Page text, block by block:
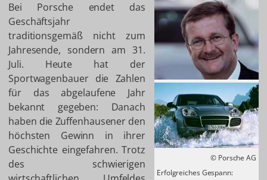
© Porsche AG
Erfolgreiches Gespann:
Bei Porsche endet das
Geschäftsjahr
traditionsgemäß nicht zum
Jahresende, sondern am 31.
Juli. Heute hat der
Sportwagenbauer die Zahlen
für das abgelaufene Jahr
bekannt gegeben: Danach
haben die Zuffenhausener den
höchsten Gewinn in ihrer
Geschichte eingefahren. Trotz
des schwierigen